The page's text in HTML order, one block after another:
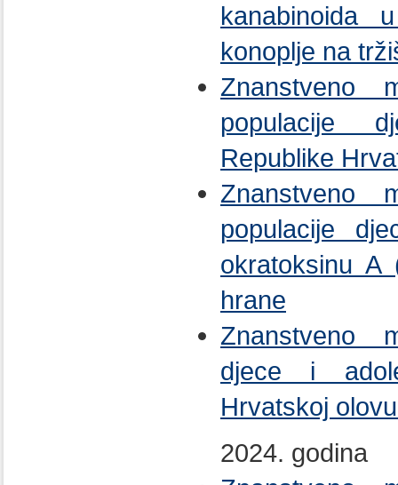
kanabinoida
konoplje na
Znanstveno
populacije
Republike
Znanstveno
populacije
okratoksinu A
hrane
Znanstveno
djece i
Hrvatskoj
2024. godina